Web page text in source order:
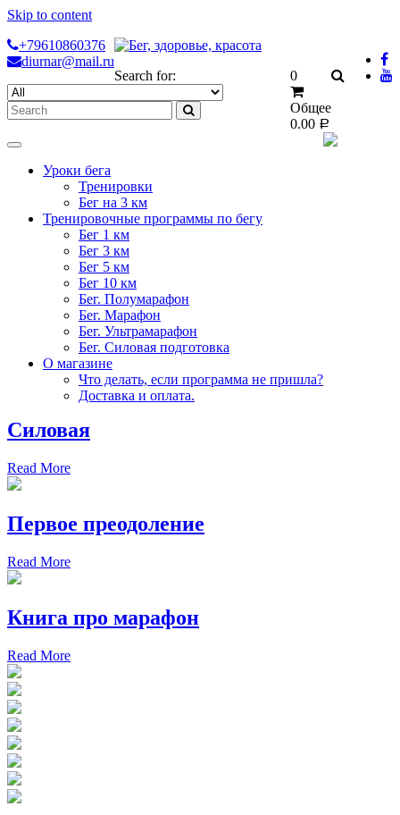
Skip to content
+79610860376
diurnar@mail.ru
0
Общее
0.00 Р
Уроки бега
Тренировки
Бег на 3 км
Тренировочные программы по бегу
Бег 1 км
Бег 3 км
Бег 5 км
Бег 10 км
Бег. Полумарафон
Бег. Марафон
Бег. Ультрамарафон
Бег. Силовая подготовка
О магазине
Что делать, если программа не пришла?
Доставка и оплата.
Search for:
Силовая
Read More
Первое преодоление
Read More
Книга про марафон
Read More